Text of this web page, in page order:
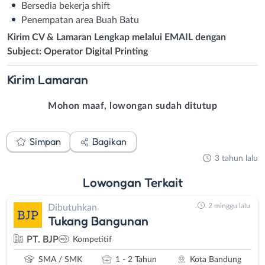
Bersedia bekerja shift
Penempatan area Buah Batu
Kirim CV & Lamaran Lengkap melalui EMAIL dengan
Subject: Operator Digital Printing
Kirim Lamaran
Mohon maaf, lowongan sudah ditutup
Simpan Bagikan
3 tahun lalu
Lowongan Terkait
Dibutuhkan
Tukang Bangunan
PT. BJP Kompetitif
SMA / SMK 1 - 2 Tahun Kota Bandung
2 minggu lalu